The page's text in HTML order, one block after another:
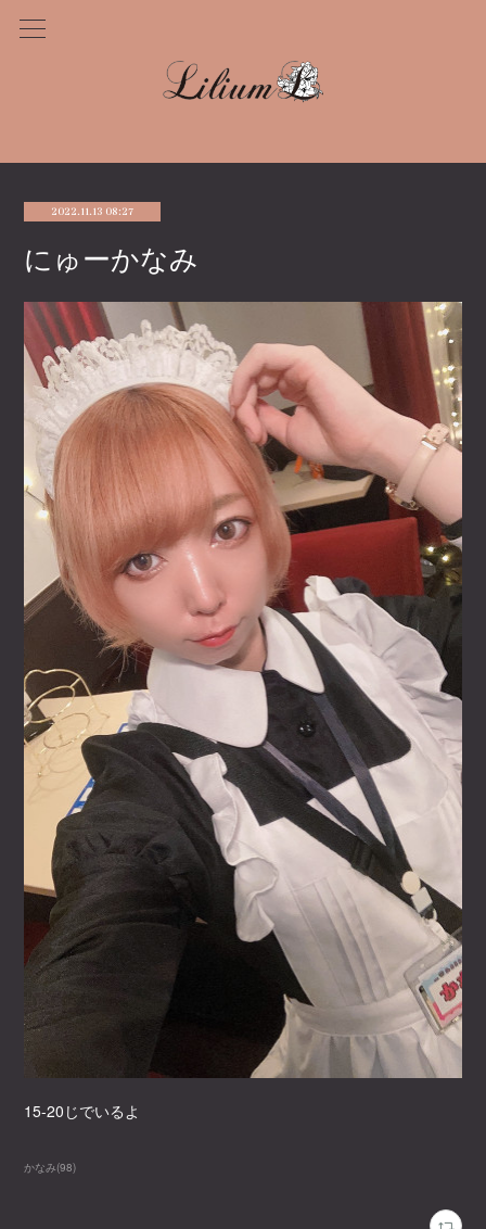
2022.11.13 08:27
にゅーかなみ
15-20じでいるよ
かなみ(98)